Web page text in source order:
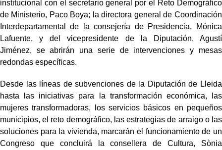
institucional con el secretario general por el Reto Demográfico
de Ministerio, Paco Boya; la directora general de Coordinación
Interdepartamental de la consejería de Presidencia, Mónica
Lafuente, y del vicepresidente de la Diputación, Agustí
Jiménez, se abrirán una serie de intervenciones y mesas
redondas específicas.
Desde las líneas de subvenciones de la Diputación de Lleida
hasta las iniciativas para la transformación económica, las
mujeres transformadoras, los servicios básicos en pequeños
municipios, el reto demográfico, las estrategias de arraigo o las
soluciones para la vivienda, marcarán el funcionamiento de un
Congreso que concluirá la consellera de Cultura, Sònia